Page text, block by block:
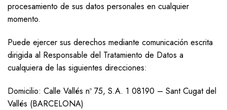
procesamiento de sus datos personales en cualquier
momento.
Puede ejercer sus derechos mediante comunicación escrita
dirigida al Responsable del Tratamiento de Datos a
cualquiera de las siguientes direcciones:
Domicilio: Calle Vallés nº 75, S.A. 1 08190 – Sant Cugat del
Vallés (BARCELONA)